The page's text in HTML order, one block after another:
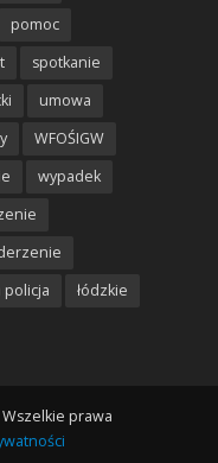
pomoc
spotkanie
umowa
WFOŚIGW
wypadek
policja
łódzkie
prawa